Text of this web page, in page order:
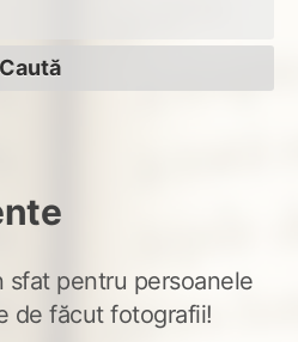
sfat pentru persoanele
de făcut fotografii!